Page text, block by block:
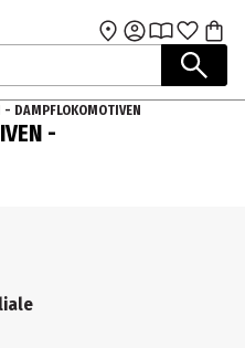
Zum Hauptinhalt
DAMPFLOKOMOTIVEN
-